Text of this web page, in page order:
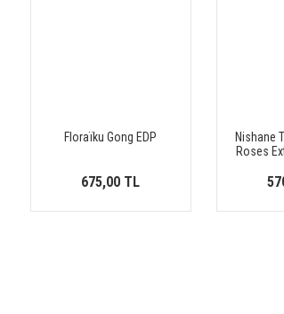
Floraïku Gong EDP
675,00 TL
Nishane
Roses